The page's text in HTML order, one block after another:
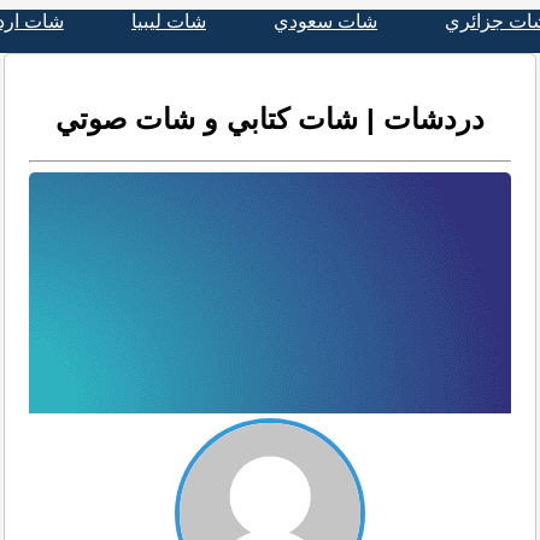
جزائري شات سعودي شات ليبيا شات
دردشات | شات كتابي و شات صوتي